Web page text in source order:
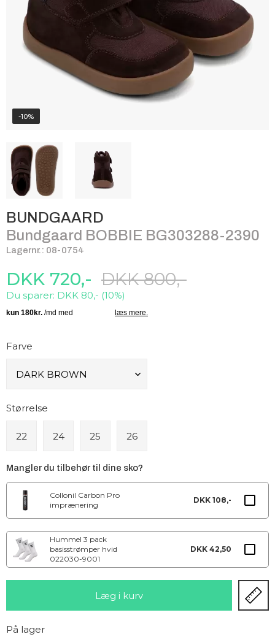
-10%
BUNDGAARD
Bundgaard BOBBIE BG303288-2390
Lagernr.: 08-0754
DKK 800,-
Du sparer: DKK 80,- (10%)
DKK 720,-
Farve
Størrelse
22 24 25 26
Mangler du tilbehør til dine sko?
Collonil Carbon Pro
imprænering
DKK 108,-
Hummel 3 pack
basisstrømper hvid
022030-9001
DKK 42,50
På lager